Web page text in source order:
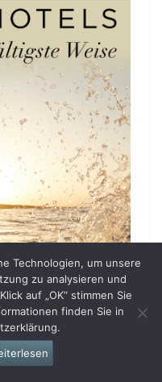
Technologien, um unsere
zu analysieren und
auf „OK“ stimmen Sie
finden Sie in